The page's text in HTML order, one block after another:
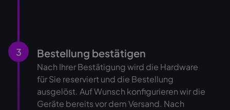
3 Bestellung bestätigen
Nach Ihrer Bestätigung wird die Hardware
für Sie reserviert und die Bestellung
ausgelöst. Auf Wunsch konfigurieren wir die
Geräte bereits vor dem Versand. Nach